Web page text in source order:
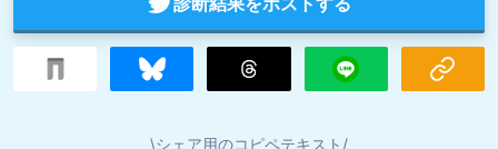
\シェア用のコピペテキスト/